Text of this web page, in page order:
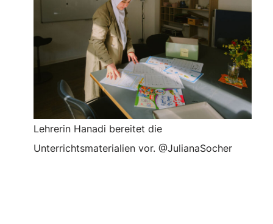
Lehrerin Hanadi bereitet die
Unterrichtsmaterialien vor. @JulianaSocher